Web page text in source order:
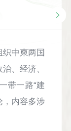
中柬两国
、经济、
带一路“建
，内容多涉